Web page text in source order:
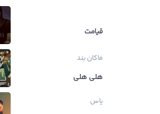
قیامت
ماکان بند
هلی هلی
یاس